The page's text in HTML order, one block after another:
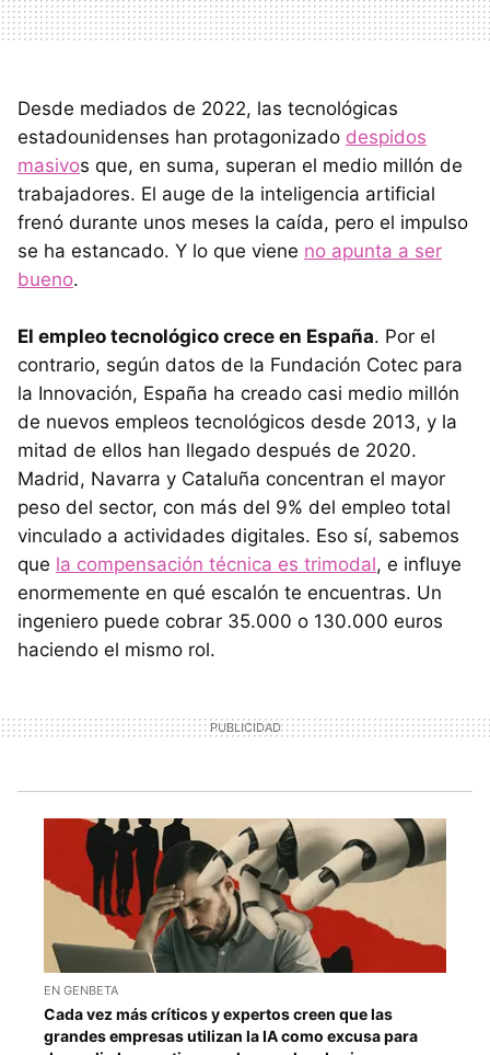
Desde mediados de 2022, las tecnológicas
estadounidenses han protagonizado despidos
masivos que, en suma, superan el medio millón de
trabajadores. El auge de la inteligencia artificial
frenó durante unos meses la caída, pero el impulso
se ha estancado. Y lo que viene no apunta a ser
bueno.
El empleo tecnológico crece en España. Por el
contrario, según datos de la Fundación Cotec para
la Innovación, España ha creado casi medio millón
de nuevos empleos tecnológicos desde 2013, y la
mitad de ellos han llegado después de 2020.
Madrid, Navarra y Cataluña concentran el mayor
peso del sector, con más del 9% del empleo total
vinculado a actividades digitales. Eso sí, sabemos
que la compensación técnica es trimodal, e influye
enormemente en qué escalón te encuentras. Un
ingeniero puede cobrar 35.000 o 130.000 euros
haciendo el mismo rol.
EN GENBETA
Cada vez más críticos y expertos creen que las
grandes empresas utilizan la IA como excusa para